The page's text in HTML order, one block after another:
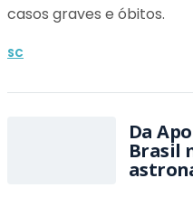
casos graves e óbitos.
SC
Da
Brasil